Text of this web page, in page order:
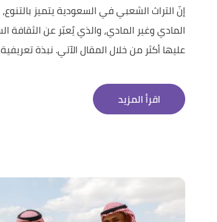
إنّ التراث الشعبي في السعودية يتميز
المادي وغير المادي، والذي يُعبّر عن
عليها أكثر من خلال المقال الآتي. نبذة
اقرأ المزيد